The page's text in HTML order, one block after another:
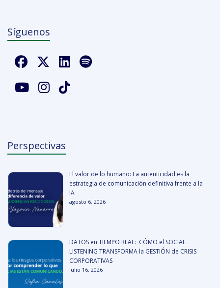
Síguenos
Perspectivas
El valor de lo humano: La autenticidad es la
estrategia de comunicación definitiva frente a la
IA
agosto 6, 2026
DATOS en TIEMPO REAL: CÓMO el SOCIAL
LISTENING TRANSFORMA la GESTIÓN de CRISIS
CORPORATIVAS
julio 16, 2026